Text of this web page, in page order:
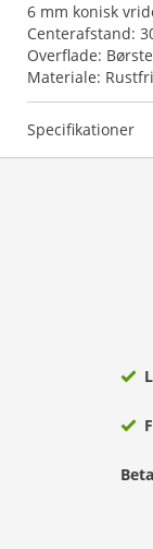
6 mm konisk
Centerafstand:
Overflade:
Materiale:
Specifikationer